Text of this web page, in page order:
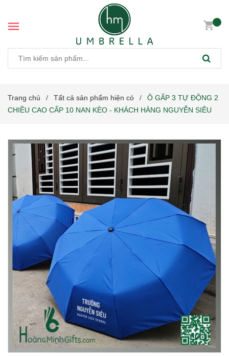
Trang chủ / Tất cả sản phẩm hiện có /
Ô GẤP 3 TỰ ĐỘNG 2
CHIỀU CAO CẤP 10 NAN KÈO - KHÁCH HÀNG NGUYỄN SIÊU